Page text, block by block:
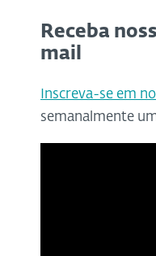
Receba
mail
Inscreva-se em
semanalmente